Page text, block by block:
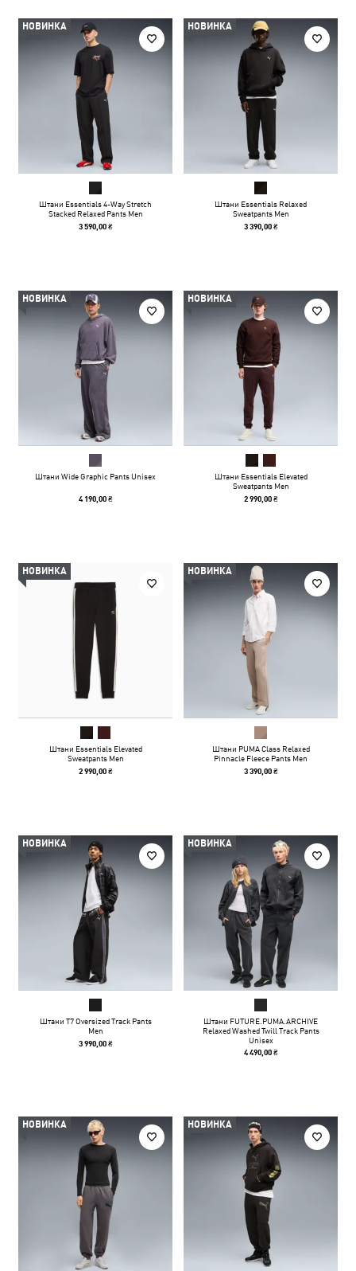
НОВИНКА
Штани Essentials 4-Way Stretch
Stacked Relaxed Pants Men
3 590,00 ₴
НОВИНКА
Штани Essentials Relaxed
Sweatpants Men
3 390,00 ₴
НОВИНКА
Штани Wide Graphic Pants Unisex
4 190,00 ₴
НОВИНКА
Штани Essentials Elevated
Sweatpants Men
2 990,00 ₴
НОВИНКА
Штани Essentials Elevated
Sweatpants Men
2 990,00 ₴
НОВИНКА
Штани PUMA Class Relaxed
Pinnacle Fleece Pants Men
3 390,00 ₴
НОВИНКА
Штани T7 Oversized Track Pants
Men
3 990,00 ₴
НОВИНКА
Штани FUTURE.PUMA.ARCHIVE
Relaxed Washed Twill Track Pants
Unisex
4 490,00 ₴
НОВИНКА НОВИНКА